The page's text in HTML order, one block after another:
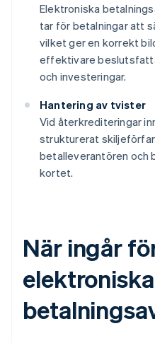
Elektroniska
tar för betalningar att
vilket ger en korrekt
effektivare
och investeringar.
Hantering av tvister
Vid återkrediteringar
strukturerat
betalleverantören och
kortet.
När ingår
elektroniska